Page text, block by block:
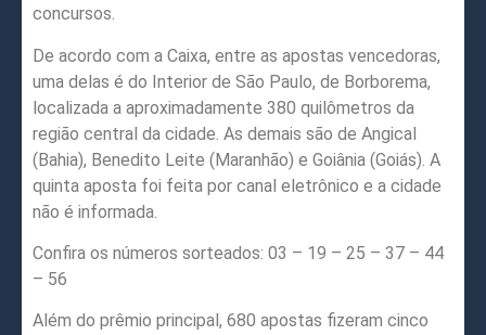
concursos.
De acordo com a Caixa, entre as apostas vencedoras,
uma delas é do Interior de São Paulo, de Borborema,
localizada a aproximadamente 380 quilômetros da
região central da cidade. As demais são de Angical
(Bahia), Benedito Leite (Maranhão) e Goiânia (Goiás). A
quinta aposta foi feita por canal eletrônico e a cidade
não é informada.
Confira os números sorteados: 03 – 19 – 25 – 37 – 44
– 56
Além do prêmio principal, 680 apostas fizeram cinco